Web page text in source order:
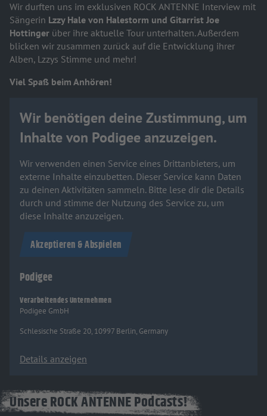
Wir durften uns im exklusiven ROCK ANTENNE Interview mit
Sängerin Lzzy Hale von Halestorm und Gitarrist Joe
Hottinger über ihre aktuelle Tour unterhalten. Außerdem
blicken wir zusammen zurück auf die Entwicklung ihrer
Alben, Lzzys Stimme und mehr!
Viel Spaß beim Anhören!
Wir benötigen deine Zustimmung, um
Inhalte von Podigee anzuzeigen.
Wir verwenden einen Service eines Drittanbieters, um
externe Inhalte einzubetten. Dieser Service kann Daten
zu deinen Aktivitäten sammeln. Bitte lese dir die Details
durch und stimme der Nutzung des Service zu, um
diese Inhalte anzuzeigen.
Akzeptieren & Abspielen
Podigee
Verarbeitendes Unternehmen
Podigee GmbH
Schlesische Straße 20, 10997 Berlin, Germany
Details anzeigen
Unsere ROCK ANTENNE Podcasts!